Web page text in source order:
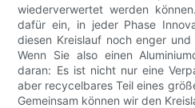
wiederverwertet werden
dafür ein, in jeder Phase
diesen Kreislauf noch enger
Wenn Sie also einen
daran: Es ist nicht nur eine
aber recycelbares Teil eines
Gemeinsam können wir den